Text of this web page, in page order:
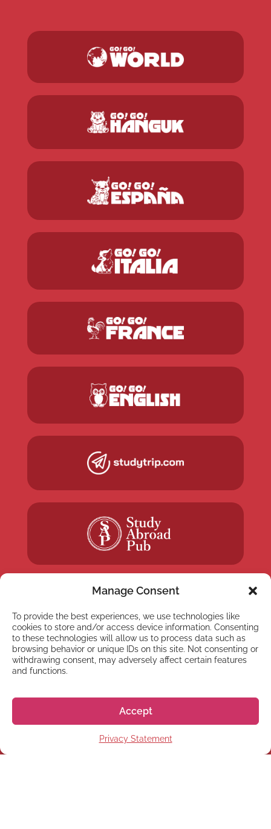
Manage Consent
To provide the best experiences, we use technologies like
cookies to store and/or access device information. Consenting
to these technologies will allow us to process data such as
browsing behavior or unique IDs on this site. Not consenting or
withdrawing consent, may adversely affect certain features
and functions.
Accept
Privacy Statement
NEWSLETTER
Suscríbete a nuestra
newsletter
Suscríbete